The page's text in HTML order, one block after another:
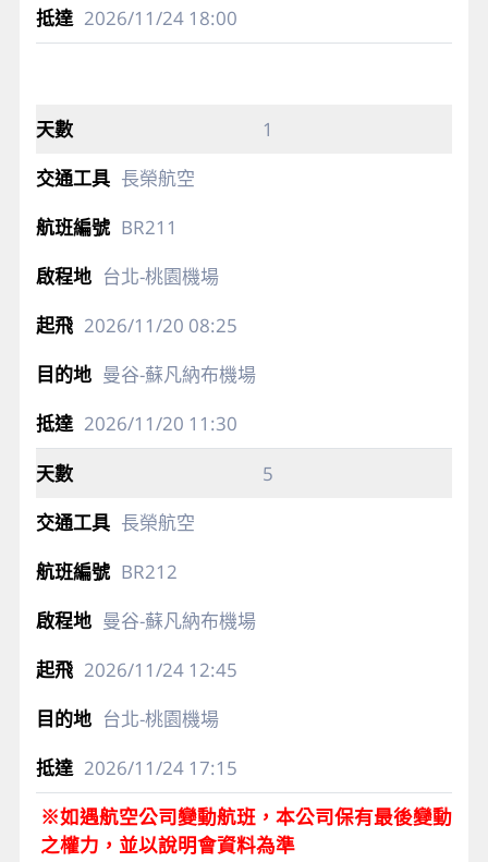
2026/11/2418:00
1
長榮航空
BR211
台北-桃園機場
2026/11/20 08:25
曼谷-蘇凡納布機場
2026/11/20 11:30
5
長榮航空
BR212
曼谷-蘇凡納布機場
2026/11/2412:45
台北-桃園機場
2026/11/2417:15
※如遇航空公司變動航班，本公司保有最後變動
之權力，並以說明會資料為準